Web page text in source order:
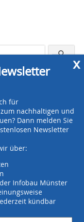
x
für
nachhaltigen und
Dann melden Sie
Newsletter
über:
Infobau Münster
kündbar
mit neuen
Chatbot
Lösungen rund
Hubertz:
des Bauens"
könnten
vorausschauende